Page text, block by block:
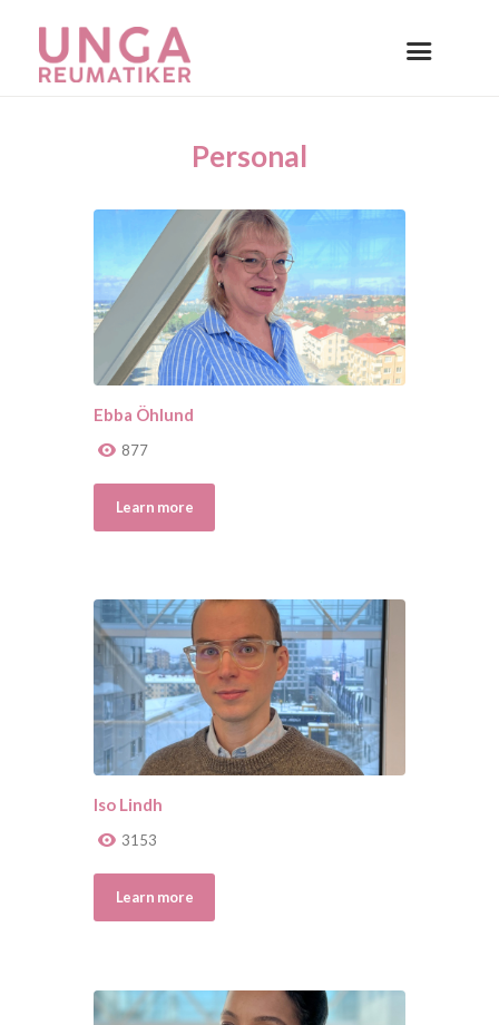
Personal
Ebba Öhlund
877
Learn more
Iso Lindh
3153
Learn more